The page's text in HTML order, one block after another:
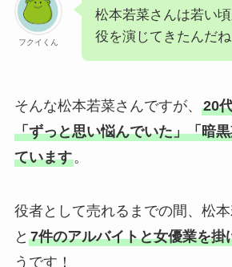
フクイくん
松本若菜さんは若い
役を演じてきたんだね
そんな松本若菜さんですが、 20
「ずっと思い悩んでいた」「暗
ています。
役者として売れるまでの間、松
と 7件のアルバイトと女優業を掛
うです！